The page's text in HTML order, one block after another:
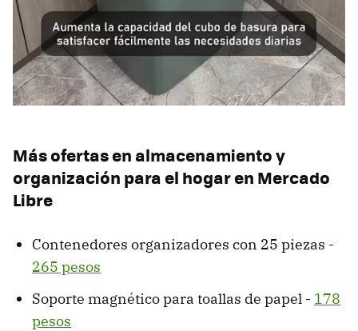
Más ofertas en almacenamiento y
organización para el hogar en Mercado
Libre
Contenedores organizadores con 25 piezas -
265 pesos
Soporte magnético para toallas de papel - 178
pesos